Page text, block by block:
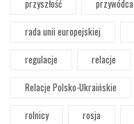
przyszłość przywódca
rada unii europejskiej
regulacje
relacje
Relacje Polsko-Ukraińskie
rolnicy
rosja